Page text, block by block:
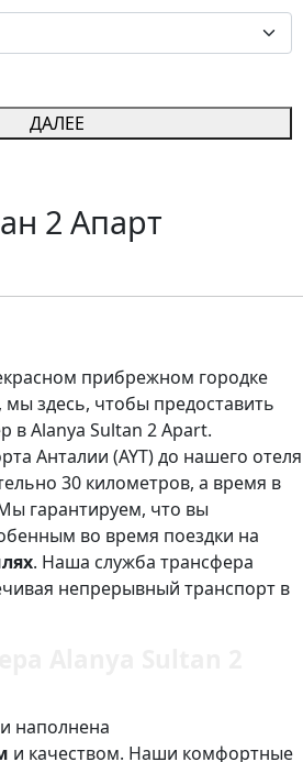
ДАЛЕЕ
2 Апарт
прибрежном городке
мы здесь, чтобы предоставить
в Alanya Sultan 2 Apart.
Анталии (AYT) до нашего отеля
30 километров, а время в
гарантируем, что вы
во время поездки на
. Наша служба трансфера
непрерывный транспорт в
наполнена
и качеством. Наши комфортные